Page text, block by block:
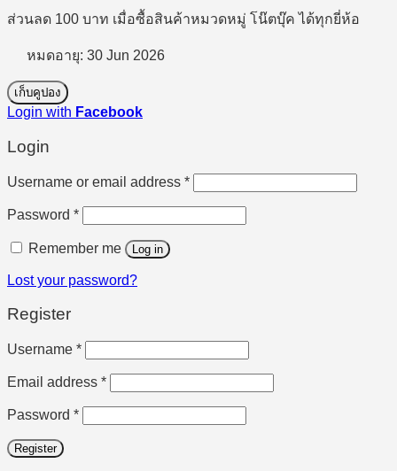
ส่วนลด 100 บาท เมื่อซื้อสินค้าหมวดหมู่ โน๊ตบุ๊ค ได้ทุกยี่ห้อ
หมดอายุ: 30 Jun 2026
เก็บคูปอง
Login with Facebook
Login
Username or email address *Required
Password *Required
Remember me Log in
Lost your password?
Register
Username *Required
Email address *Required
Password *Required
Register